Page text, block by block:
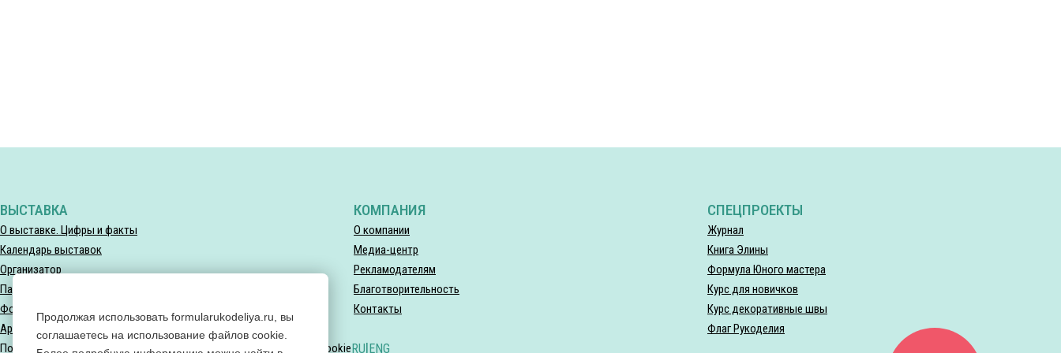
ВЫСТАВКА
О выставке. Цифры и факты
Календарь выставок
Организатор
Партнеры выставки
Фотогалерея
Архив мероприятий
КОМПАНИЯ
О компании
Медиа-центр
Рекламодателям
Благотворительность
Контакты
СПЕЦПРОЕКТЫ
Журнал
Книга Элины
Формула Юного мастера
Курс для новичков
Курс декоративные швы
Флаг Рукоделия
Политика конфиденциальностиПолитика использования файлов CookieRU|ENG
Продолжая использовать formularukodeliya.ru, вы
соглашаетесь на использование файлов cookie.